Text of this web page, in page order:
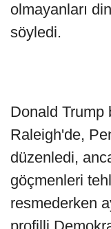
olmayanları
söyledi.
Donald Trump
Raleigh'de,
düzenledi,
göçmenleri
resmederken